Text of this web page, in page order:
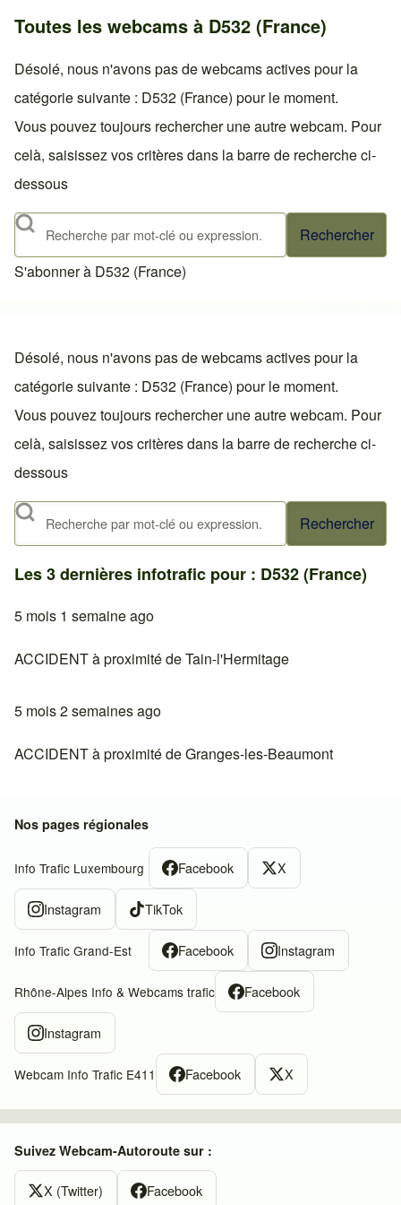
Toutes les webcams à D532 (France)
Désolé, nous n'avons pas de webcams actives pour la
catégorie suivante : D532 (France) pour le moment.
Vous pouvez toujours rechercher une autre webcam. Pour
celà, saisissez vos critères dans la barre de recherche ci-
dessous
Rechercher
S'abonner à D532 (France)
Désolé, nous n'avons pas de webcams actives pour la
catégorie suivante : D532 (France) pour le moment.
Vous pouvez toujours rechercher une autre webcam. Pour
celà, saisissez vos critères dans la barre de recherche ci-
dessous
Rechercher
Les 3 dernières infotrafic pour : D532 (France)
5 mois 1 semaine ago
ACCIDENT à proximité de Tain-l'Hermitage
5 mois 2 semaines ago
ACCIDENT à proximité de Granges-les-Beaumont
Nos pages régionales
Info Trafic Luxembourg Facebook X
Instagram TikTok
Info Trafic Grand-Est Facebook Instagram
Rhône-Alpes Info & Webcams trafic Facebook
Instagram
Webcam Info Trafic E411 Facebook X
Suivez Webcam-Autoroute sur :
X (Twitter) Facebook